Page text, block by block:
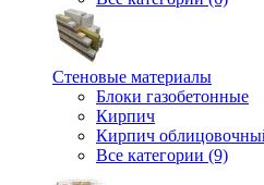
Стеновые материалы
Блоки газобетонные
Кирпич
Кирпич
Все категории (9)